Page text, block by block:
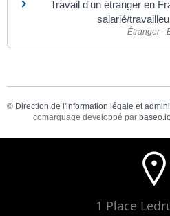
Travail d'un étranger en
salarié/
Étranger -
© Direction de l'information légale et
comarquage developpé par
1 Place